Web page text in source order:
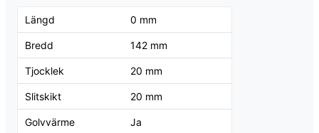
Längd 0 mm
Bredd 142 mm
Tjocklek 20 mm
Slitskikt 20 mm
Golvvärme Ja